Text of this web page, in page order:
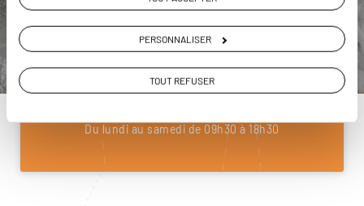
PERSONNALISER
TOUT REFUSER
ou
Construisez votre voyage avec un spécialiste Italie
01 85 08 22 97
Du lundi au samedi de 09h30 à 18h30